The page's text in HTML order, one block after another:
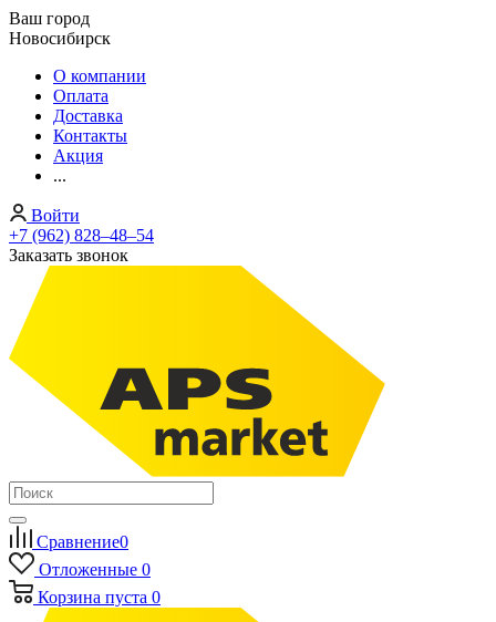
Ваш город
Новосибирск
О компании
Оплата
Доставка
Контакты
Акция
...
Войти
+7 (962) 828‒48‒54
Заказать звонок
Сравнение0
Отложенные 0
Корзина пуста 0